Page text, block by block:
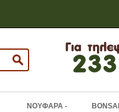
ΝΟΥΦΑΡΑ -